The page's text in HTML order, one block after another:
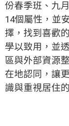
份春季班、九
14個屬性，並
擇，找到喜歡
學以致用，並
區與外部資源
在地認同，讓
識與重視居住